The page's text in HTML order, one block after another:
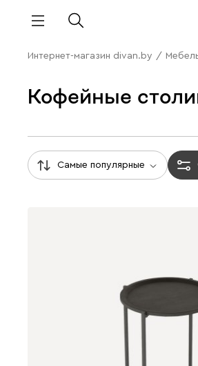
Интернет-магазин divan.by /
Кофейные
Самые популярные